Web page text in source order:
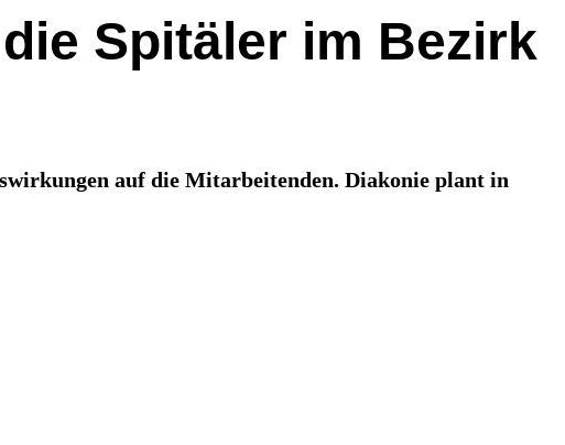
Spitäler im Bezirk
auf die Mitarbeitenden. Diakonie plant in